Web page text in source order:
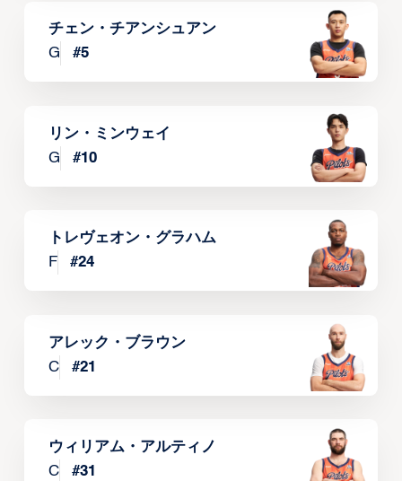
チェン・チアンシュアン
G
#5
リン・ミンウェイ
G
#10
トレヴェオン・グラハム
F
#24
アレック・ブラウン
C
#21
ウィリアム・アルティノ
C
#31